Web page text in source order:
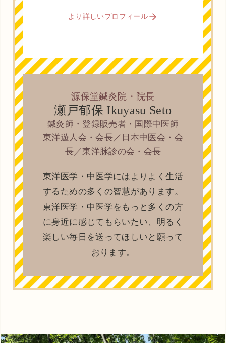
より詳しいプロフィール
源保堂鍼灸院・院長
瀬戸郁保 Ikuyasu Seto
鍼灸師・登録販売者・国際中医師
東洋遊人会・会長／日本中医会・会
長／東洋脉診の会・会長
東洋医学・中医学にはよりよく生活
するための多くの智慧があります。
東洋医学・中医学をもっと多くの方
に身近に感じてもらいたい、明るく
楽しい毎日を送ってほしいと願って
おります。